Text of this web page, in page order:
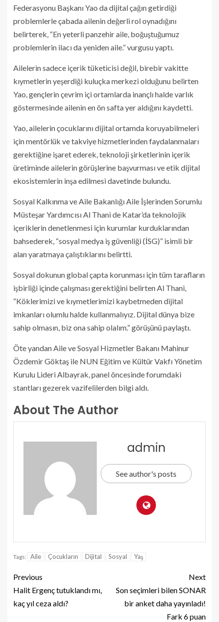
Federasyonu Başkanı Yao da dijital çağın getirdiği
problemlerle çabada ailenin değerli rol oynadığını
belirterek, “En yeterli panzehir aile, boğuştuğumuz
problemlerin ilacı da yeniden aile.” vurgusu yaptı.
Ailelerin sadece içerik tüketicisi değil, birebir vakitte
kıymetlerin yeşerdiği kuluçka merkezi olduğunu belirten
Yao, gençlerin çevrim içi ortamlarda inançlı halde varlık
göstermesinde ailenin en ön safta yer aldığını kaydetti.
Yao, ailelerin çocuklarını dijital ortamda koruyabilmeleri
için mentörlük ve takviye hizmetlerinden faydalanmaları
gerektiğine işaret ederek, teknoloji şirketlerinin içerik
üretiminde ailelerin görüşlerine başvurması ve etik dijital
ekosistemlerin inşa edilmesi davetinde bulundu.
Sosyal Kalkınma ve Aile Bakanlığı Aile İşlerinden Sorumlu
Müsteşar Yardımcısı Al Thani de Katar’da teknolojik
içeriklerin denetlenmesi için kurumlar kurduklarından
bahsederek, “sosyal medya iş güvenliği (İSG)” isimli bir
alan yaratmaya çalıştıklarını belirtti.
Sosyal dokunun global çapta korunması için tüm tarafların
işbirliği içinde çalışması gerektiğini belirten Al Thani,
“Köklerimizi ve kıymetlerimizi kaybetmeden dijital
imkanları olumlu halde kullanmalıyız. Dijital dünya bize
sahip olmasın, biz ona sahip olalım.” görüşünü paylaştı.
Öte yandan Aile ve Sosyal Hizmetler Bakanı Mahinur
Özdemir Göktaş ile NUN Eğitim ve Kültür Vakfı Yönetim
Kurulu Lideri Albayrak, panel öncesinde forumdaki
stantları gezerek vazifelilerden bilgi aldı.
About The Author
admin
See author's posts
Tags: Aile Çocukların Dijital Sosyal Yaş
Previous
Halit Ergenç tutuklandı mı,
kaç yıl ceza aldı?
Next
Son seçimleri bilen SONAR
bir anket daha yayınladı!
Fark 6 puan